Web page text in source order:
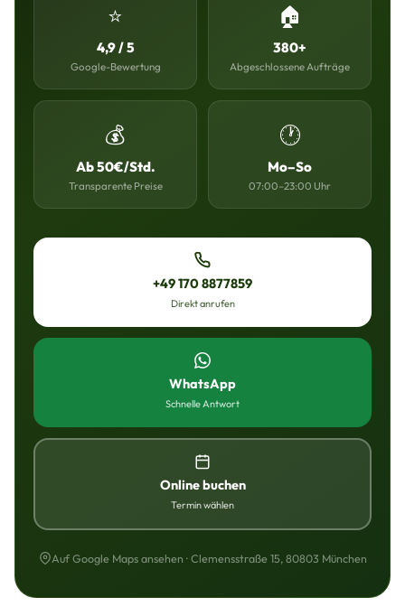
⭐
4,9 / 5
Google-Bewertung
🏠
380+
Abgeschlossene Aufträge
💰
Ab 50€/Std.
Transparente Preise
🕐
Mo–So
07:00–23:00 Uhr
+49 170 8877859
Direkt anrufen
WhatsApp
Schnelle Antwort
Online buchen
Termin wählen
Auf Google Maps ansehen · Clemensstraße 15, 80803 München